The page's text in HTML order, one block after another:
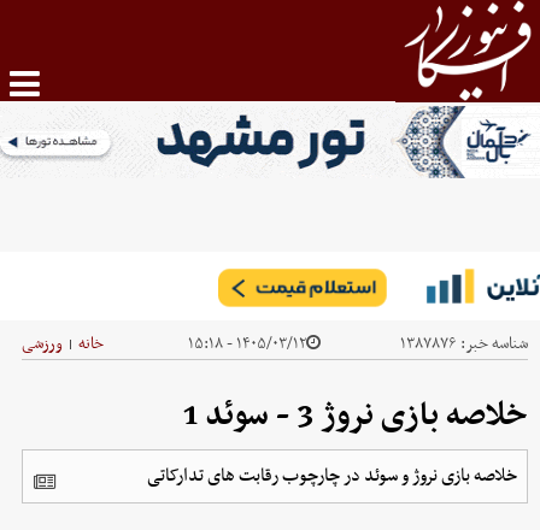
شناسه خبر: ۱۳۸۷۸۷۶ ۱۴۰۵/۰۳/۱۲ - ۱۵:۱۸ خانه | ورزشی
خلاصه بازی نروژ 3 - سوئد 1
خلاصه بازی نروژ و سوئد در چارچوب رقابت های تدارکاتی